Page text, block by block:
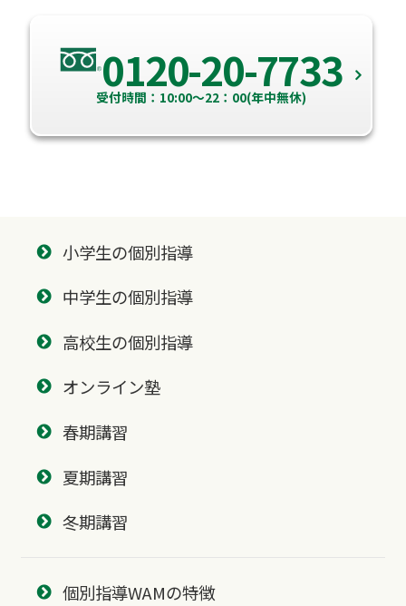
0120-20-7733
受付時間：10:00～22：00(年中無休)
小学生の個別指導
中学生の個別指導
高校生の個別指導
オンライン塾
春期講習
夏期講習
冬期講習
個別指導WAMの特徴